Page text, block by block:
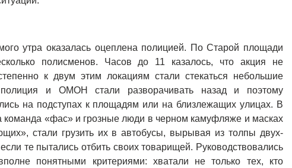
утра оказалась оцеплена полицией. По Старой площади
полисменов. Часов до 11 казалось, что акция не
к двум этим локациям стали стекаться небольшие
и ОМОН стали разворачивать назад и поэтому
на подступах к площадям или на близлежащих улицах. В
команда «фас» и грозные люди в черном камуфляже и масках
стали грузить их в автобусы, вырывая из толпы двух-
те пытались отбить своих товарищей. Руководствовались
понятными критериями: хватали не только тех, кто